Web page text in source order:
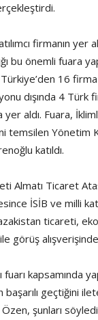
firmanın yer
bu önemli fuara
16
dışında 4 Türk
aldı. Fuara,
temsilen Yönetim
katıldı.
Almatı Ticaret
İSİB ve milli
ticareti,
görüş
kapsamında
geçtiğini
şunları